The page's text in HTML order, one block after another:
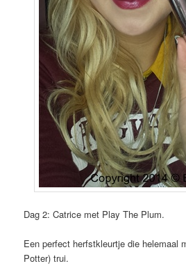
Dag 2: Catrice met Play The Plum.
Een perfect herfstkleurtje die helemaal
Potter) trui.